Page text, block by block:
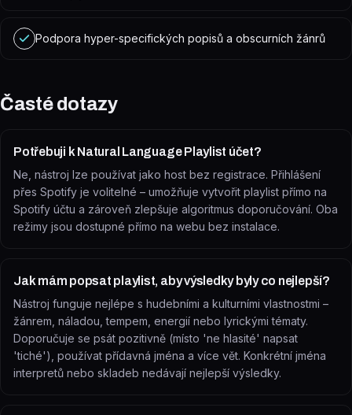
Podpora hyper-specifických popisů a obscurních žánrů
Časté dotazy
Potřebuji k Natural Language Playlist účet?
Ne, nástroj lze používat jako host bez registrace. Přihlášení
přes Spotify je volitelné – umožňuje vytvořit playlist přímo na
Spotify účtu a zároveň zlepšuje algoritmus doporučování. Oba
režimy jsou dostupné přímo na webu bez instalace.
Jak mám popsat playlist, aby výsledky byly co nejlepší?
Nástroj funguje nejlépe s hudebními a kulturními vlastnostmi –
žánrem, náladou, tempem, energií nebo lyrickými tématy.
Doporučuje se psát pozitivně (místo 'ne hlasité' napsat
'tiché'), používat přídavná jména a více vět. Konkrétní jména
interpretů nebo skladeb nedávají nejlepší výsledky.